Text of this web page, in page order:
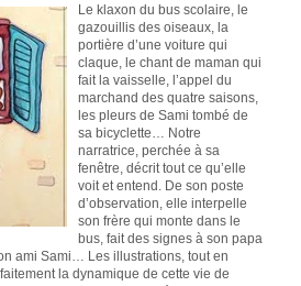
Le klaxon du bus scolaire, le
gazouillis des oiseaux, la
portière d’une voiture qui
claque, le chant de maman qui
fait la vaisselle, l’appel du
marchand des quatre saisons,
les pleurs de Sami tombé de
sa bicyclette… Notre
narratrice, perchée à sa
fenêtre, décrit tout ce qu’elle
voit et entend. De son poste
d’observation, elle interpelle
son frère qui monte dans le
bus, fait des signes à son papa
ami Sami… Les illustrations, tout en
la dynamique de cette vie de